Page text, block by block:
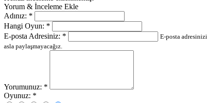
Yorum & İnceleme Ekle
Adınız: *
Hangi Oyun: *
E-posta Adresiniz: *
E-posta adresinizi
asla paylaşmayacağız.
Yorumunuz: *
Oyunuz: *